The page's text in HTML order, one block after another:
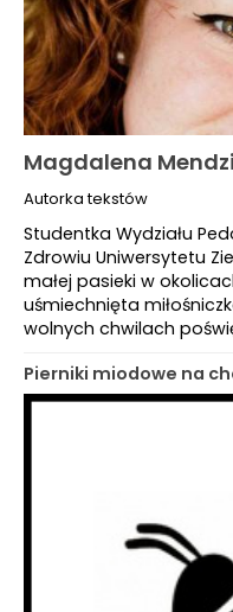
Magdalena
Autorka tekstów
Studentka Wydziału
Zdrowiu Uniwersytetu
małej pasieki w
uśmiechnięta
wolnych chwilach
Pierniki miodowe na